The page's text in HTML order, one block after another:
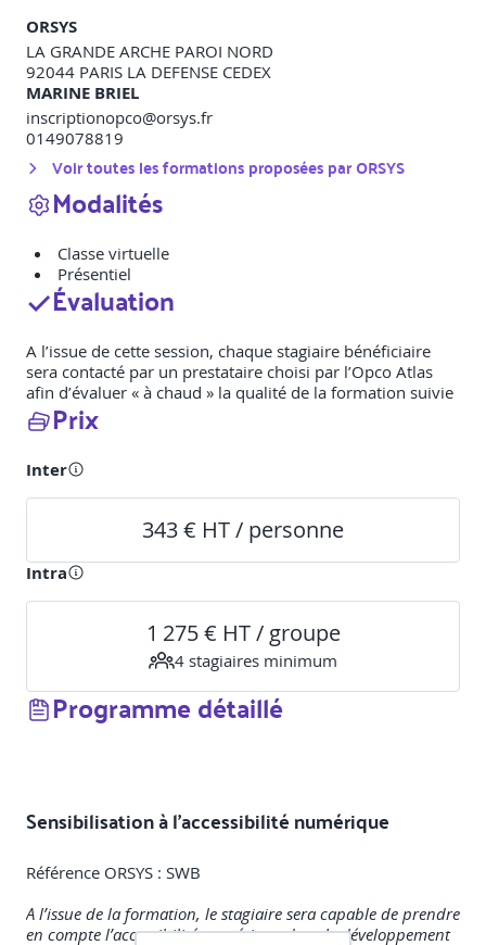
ORSYS
LA GRANDE ARCHE PAROI NORD
92044 PARIS LA DEFENSE CEDEX
MARINE BRIEL
inscriptionopco@orsys.fr
0149078819
Voir toutes les formations proposées parORSYS
Modalités
Classe virtuelle
Présentiel
Évaluation
A l’issue de cette session, chaque stagiaire bénéficiaire
sera contacté par un prestataire choisi par l’Opco Atlas
afin d’évaluer « à chaud » la qualité de la formation suivie
Prix
Inter
343 € HT / personne
Intra
1 275 € HT / groupe
4 stagiaires minimum
Programme détaillé
Sensibilisation à l'accessibilité numérique
Référence ORSYS : SWB
A l’issue de la formation, le stagiaire sera capable de prendre
en compte l’accessibilité numérique dans le développement